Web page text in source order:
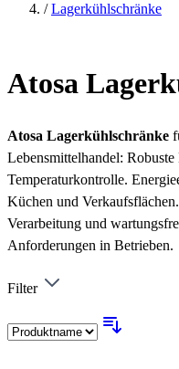
/ Lagerkühlschränke
Atosa
Atosa Lagerkühlschränke
Lebensmittelhandel:
Temperaturkontrolle.
Küchen und
Verarbeitung und
Anforderungen in Betrieben.
Filter